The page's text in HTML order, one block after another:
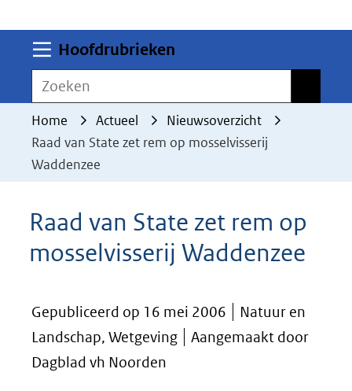
worden
toegestaan
geweigerd.
Hoofdrubrieken
Zoeken
Home Actueel
Nieuwsoverzicht
Raad van State zet rem op mosselvisserij
Waddenzee
Raad van State zet rem op
mosselvisserij Waddenzee
Gepubliceerd op 16 mei 2006
Natuur en
Landschap, Wetgeving
Aangemaakt door
Dagblad vh Noorden